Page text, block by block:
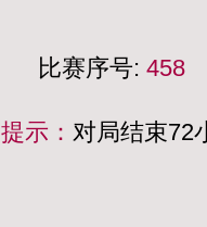
比赛序号: 458
提示： 对局结束72